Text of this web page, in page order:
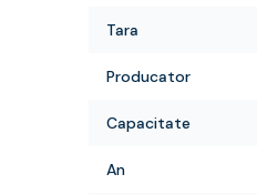
Tara
Producator
Capacitate
An